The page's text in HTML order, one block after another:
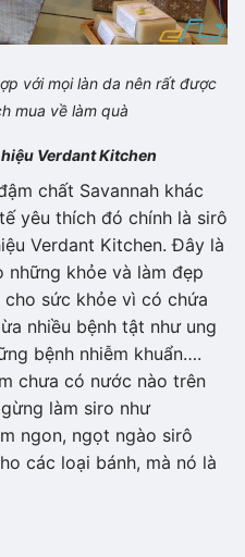
với mọi làn da nên rất được
mua về làm quà
Verdant Kitchen
chất Savannah khác
yêu thích đó chính là sirô
Verdant Kitchen. Đây là
những khỏe và làm đẹp
sức khỏe vì có chứa
nhiều bệnh tật như ung
bệnh nhiễm khuẩn….
chưa có nước nào trên
làm siro như
ngon, ngọt ngào sirô
các loại bánh, mà nó là